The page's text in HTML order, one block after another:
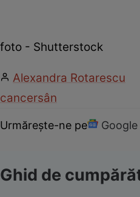
foto - Shutterstock
Alexandra Rotarescu
cancersân
Urmărește-ne pe
Ghid de